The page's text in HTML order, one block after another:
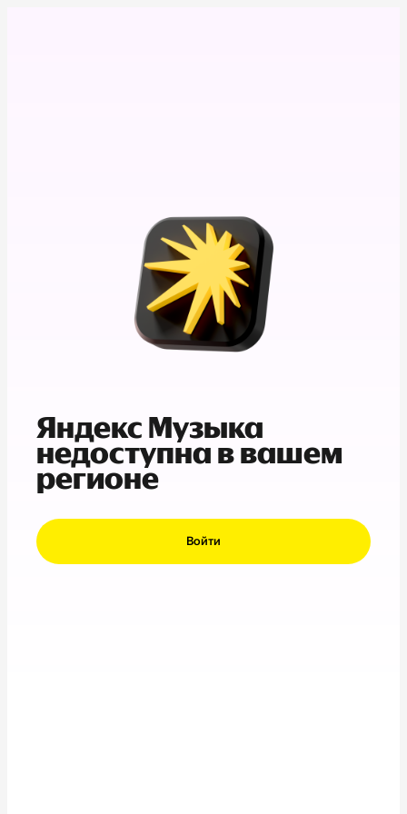
Яндекс Музыка
недоступна в вашем
регионе
Войти